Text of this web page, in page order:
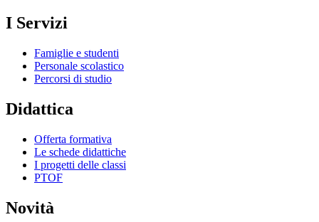
I Servizi
Famiglie e studenti
Personale scolastico
Percorsi di studio
Didattica
Offerta formativa
Le schede didattiche
I progetti delle classi
PTOF
Novità